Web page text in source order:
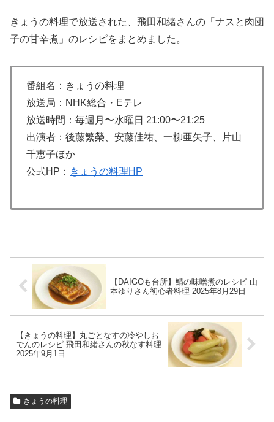
きょうの料理で放送された、飛田和緒さんの「ナスと肉団
子の甘辛煮」のレシピをまとめました。
番組名：きょうの料理
放送局：NHK総合・Eテレ
放送時間：毎週月〜水曜日 21:00〜21:25
出演者：後藤繁榮、安藤佳祐、一柳亜矢子、片山
千恵子ほか
公式HP： きょうの料理HP
【DAIGOも台所】鯖の味噌煮のレシピ 山
本ゆりさん初心者料理 2025年8月29日
【きょうの料理】丸ごとなすの冷やしお
でんのレシピ 飛田和緒さんの秋なす料理
2025年9月1日
きょうの料理